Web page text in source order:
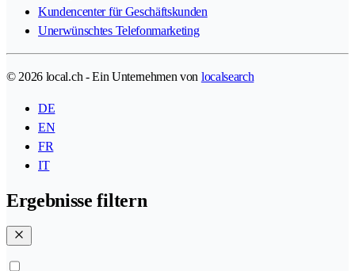
Kundencenter für Geschäftskunden
Unerwünschtes Telefonmarketing
© 2026 local.ch - Ein Unternehmen von localsearch
DE
EN
FR
IT
Ergebnisse filtern